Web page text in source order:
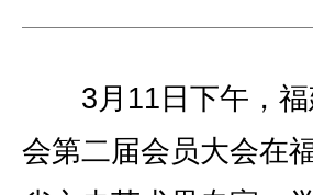
3月11日下午，福
会第二届会员大会在